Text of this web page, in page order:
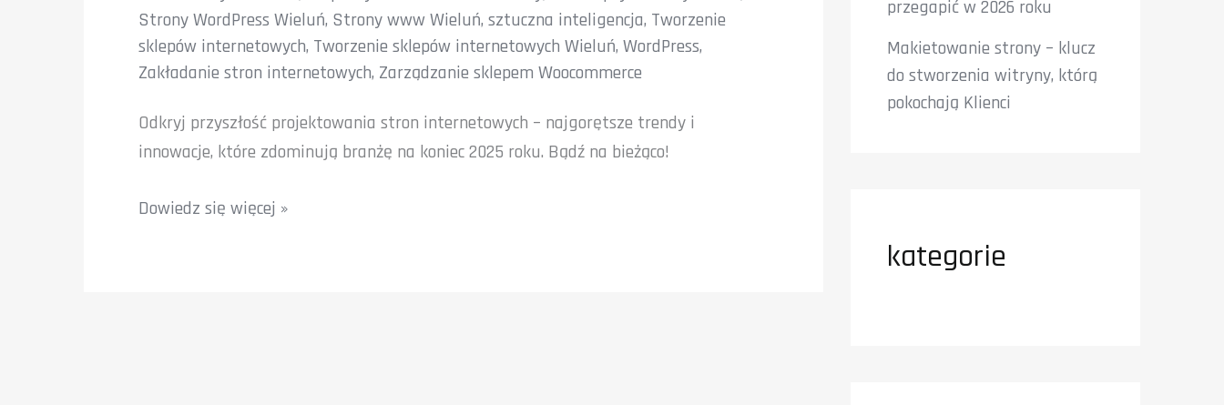
Strony WordPress Wieluń, Strony www Wieluń, sztuczna inteligencja, Tworzenie
sklepów internetowych, Tworzenie sklepów internetowych Wieluń, WordPress,
Zakładanie stron internetowych, Zarządzanie sklepem Woocommerce
Odkryj przyszłość projektowania stron internetowych – najgorętsze trendy i
innowacje, które zdominują branżę na koniec 2025 roku. Bądź na bieżąco!
Trendy
Dowiedz się więcej »
przegapić w 2026 roku
Makietowanie strony – klucz
do stworzenia witryny, którą
pokochają Klienci
kategorie